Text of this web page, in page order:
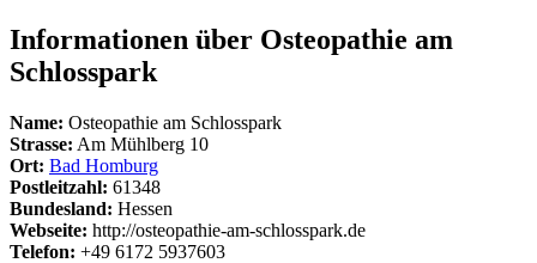
Informationen über Osteopathie am
Schlosspark
Name: Osteopathie am Schlosspark
Strasse: Am Mühlberg 10
Ort: Bad Homburg
Postleitzahl: 61348
Bundesland: Hessen
Webseite: http://osteopathie-am-schlosspark.de
Telefon: +49 6172 5937603